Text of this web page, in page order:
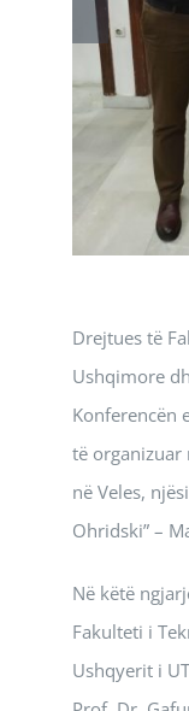
Drejtues të
Ushqimore
Konferencën
të organizuar
në Veles,
Ohridski” –
Në këtë
Fakulteti i
Ushqyerit i